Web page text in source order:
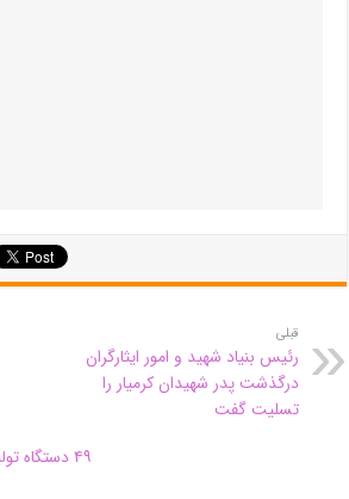
قبلی
رئیس بنیاد شهید و امور ایثارگران
درگذشت پدر شهیدان کرمیار را
تسلیت گفت
۴۹ دستگاه